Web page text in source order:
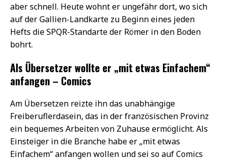
aber schnell. Heute wohnt er ungefähr dort, wo sich
auf der Gallien-Landkarte zu Beginn eines jeden
Hefts die SPQR-Standarte der Römer in den Boden
bohrt.
Als Übersetzer wollte er „mit etwas Einfachem“
anfangen – Comics
Am Übersetzen reizte ihn das unabhängige
Freiberuflerdasein, das in der französischen Provinz
ein bequemes Arbeiten von Zuhause ermöglicht. Als
Einsteiger in die Branche habe er „mit etwas
Einfachem“ anfangen wollen und sei so auf Comics